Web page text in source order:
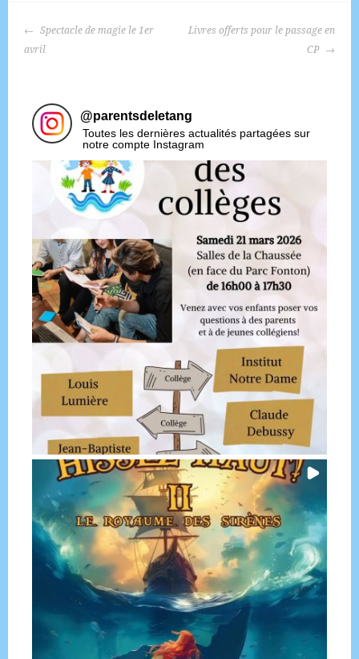
NAVIGATION
DES
Spectacle de magie le 1er
avril
Livres offerts pour le passage en
CP
@parentsdeletang
Toutes les dernières actualités partagées sur
notre compte Instagram